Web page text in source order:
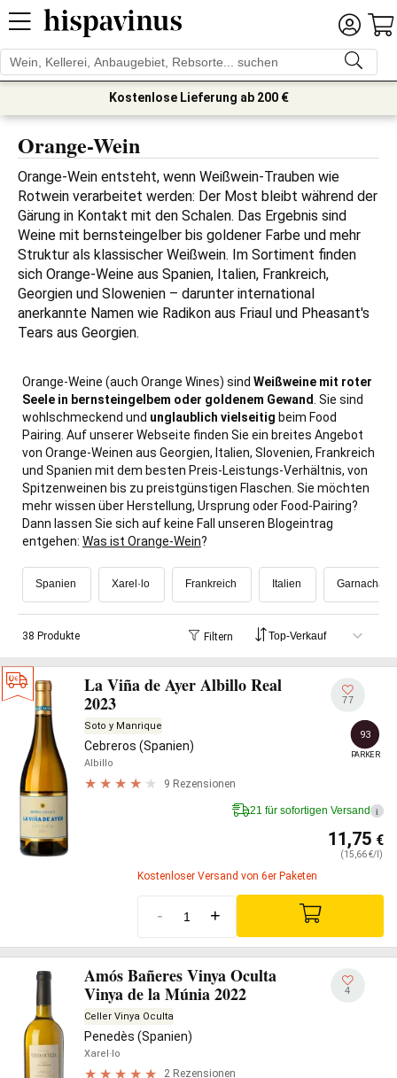
Kostenlose Lieferung ab 200 €
Orange-Wein
Orange-Wein entsteht, wenn Weißwein-Trauben wie
Rotwein verarbeitet werden: Der Most bleibt während der
Gärung in Kontakt mit den Schalen. Das Ergebnis sind
Weine mit bernsteingelber bis goldener Farbe und mehr
Struktur als klassischer Weißwein. Im Sortiment finden
sich Orange-Weine aus Spanien, Italien, Frankreich,
Georgien und Slowenien – darunter international
anerkannte Namen wie Radikon aus Friaul und Pheasant's
Tears aus Georgien.
Orange-Weine (auch Orange Wines) sind Weißweine mit roter
Seele in bernsteingelbem oder goldenem Gewand . Sie sind
wohlschmeckend und unglaublich vielseitig beim Food
Pairing. Auf unserer Webseite finden Sie ein breites Angebot
von Orange-Weinen aus Georgien, Italien, Slovenien, Frankreich
und Spanien mit dem besten Preis-Leistungs-Verhältnis, von
Spitzenweinen bis zu preistgünstigen Flaschen. Sie möchten
mehr wissen über Herstellung, Ursprung oder Food-Pairing?
Dann lassen Sie sich auf keine Fall unseren Blogeintrag
entgehen: Was ist Orange-Wein?
Spanien Xarel·lo Frankreich Italien Garnacha
38 Produkte Filtern
La Viña de Ayer Albillo Real
2023
Soto y Manrique
Cebreros (Spanien)
Albillo
9 Rezensionen
77
93
PARKER
21 für sofortigen Versand i
11,75 €
(15,66 €/l)
Kostenloser Versand von 6er Paketen
- +
Amós Bañeres Vinya Oculta
Vinya de la Múnia 2022
Celler Vinya Oculta
Penedès (Spanien)
Xarel·lo
2 Rezensionen
4